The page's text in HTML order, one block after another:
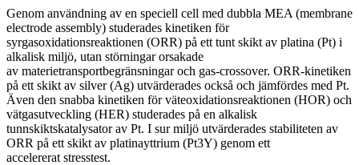
Genom användning av en speciell cell med dubbla MEA (membrane
electrode assembly) studerades kinetiken för
syrgasoxidationsreaktionen (ORR) på ett tunt skikt av platina (Pt) i
alkalisk miljö, utan störningar orsakade
av materietransportbegränsningar och gas-crossover. ORR-kinetiken
på ett skikt av silver (Ag) utvärderades också och jämfördes med Pt.
Även den snabba kinetiken för väteoxidationsreaktionen (HOR) och
vätgasutveckling (HER) studerades på en alkalisk
tunnskiktskatalysator av Pt. I sur miljö utvärderades stabiliteten av
ORR på ett skikt av platinayttrium (Pt3Y) genom ett
accelererat stresstest.